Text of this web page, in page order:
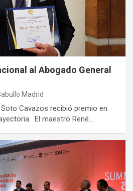
al Abogado General
Madrid
Cavazos recibió premio en
El maestro René…